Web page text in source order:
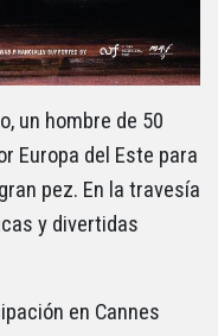
un hombre de 50
Europa del Este para
pez. En la travesía
y divertidas
en Cannes